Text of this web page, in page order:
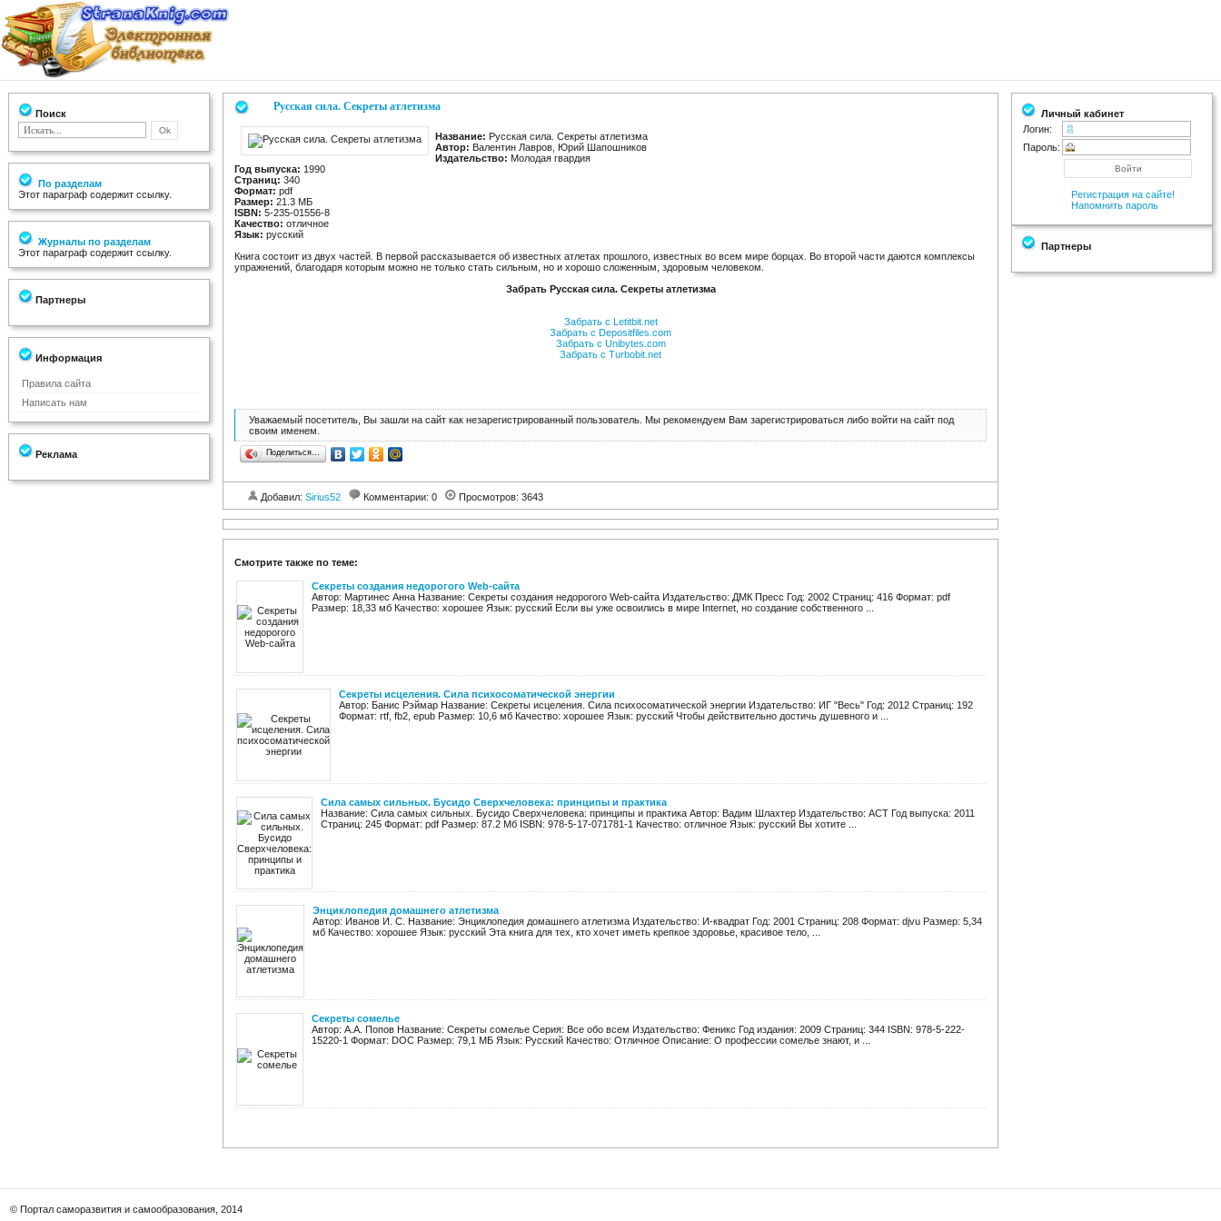
Поиск
По разделам
Этот параграф содержит ссылку.
Журналы по разделам
Этот параграф содержит ссылку.
Партнеры
Информация
Правила сайта
Написать нам
Реклама
Русская сила. Секреты атлетизма
Название: Русская сила. Секреты атлетизма
Автор: Валентин Лавров, Юрий Шапошников
Издательство: Молодая гвардия
Год выпуска: 1990
Страниц: 340
Формат: pdf
Размер: 21.3 МБ
ISBN: 5-235-01556-8
Качество: отличное
Язык: русский
Книга состоит из двух частей. В первой рассказывается об известных атлетах прошлого, известных во всем мире борцах. Во второй части даются комплексы
упражнений, благодаря которым можно не только стать сильным, но и хорошо сложенным, здоровым человеком.
Забрать Русская сила. Секреты атлетизма
Забрать с Letitbit.net
Забрать с Depositfiles.com
Забрать с Unibytes.com
Забрать с Turbobit.net
Уважаемый посетитель, Вы зашли на сайт как незарегистрированный пользователь. Мы рекомендуем Вам зарегистрироваться либо войти на сайт под
своим именем.
Поделиться…
Добавил: Sirius52 Комментарии: 0 Просмотров: 3643
Смотрите также по теме:
Секреты создания недорогого Web-сайта
Автор: Мартинес Анна Название: Секреты создания недорогого Web-сайта Издательство: ДМК Пресс Год: 2002 Страниц: 416 Формат: pdf
Размер: 18,33 мб Качество: хорошее Язык: русский Если вы уже освоились в мире Internet, но создание собственного ...
Секреты исцеления. Сила психосоматической энергии
Автор: Банис Рэймар Название: Секреты исцеления. Сила психосоматической энергии Издательство: ИГ "Весь" Год: 2012 Страниц: 192
Формат: rtf, fb2, epub Размер: 10,6 мб Качество: хорошее Язык: русский Чтобы действительно достичь душевного и ...
Сила самых сильных. Бусидо Сверхчеловека: принципы и практика
Название: Сила самых сильных. Бусидо Сверхчеловека: принципы и практика Автор: Вадим Шлахтер Издательство: АСТ Год выпуска: 2011
Страниц: 245 Формат: pdf Размер: 87.2 Мб ISBN: 978-5-17-071781-1 Качество: отличное Язык: русский Вы хотите ...
Энциклопедия домашнего атлетизма
Автор: Иванов И. С. Название: Энциклопедия домашнего атлетизма Издательство: И-квадрат Год: 2001 Страниц: 208 Формат: djvu Размер: 5,34
мб Качество: хорошее Язык: русский Эта книга для тех, кто хочет иметь крепкое здоровье, красивое тело, ...
Секреты сомелье
Автор: А.А. Попов Название: Секреты сомелье Серия: Все обо всем Издательство: Феникс Год издания: 2009 Страниц: 344 ISBN: 978-5-222-
15220-1 Формат: DOC Размер: 79,1 МБ Язык: Русский Качество: Отличное Описание: О профессии сомелье знают, и ...
Личный кабинет
Логин:
Пароль:
Регистрация на сайте!
Напомнить пароль
Партнеры
© Портал саморазвития и самообразования, 2014